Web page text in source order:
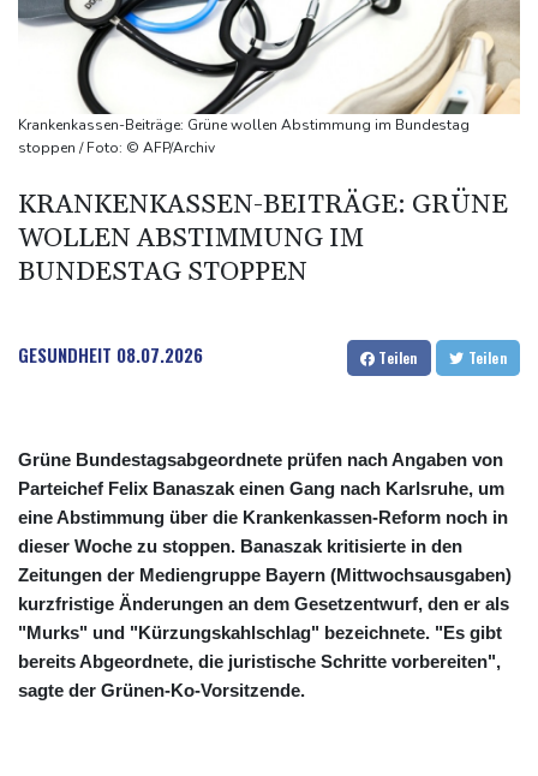
Jemen
US-Senat stimmt für verschärfte Sanktionen gegen Russland
US-Gericht setzt Bau von Trumps Ballsaal aus - Präsident
kündigt Berufung an
Direkt-ICE Berlin-Paris bleibt wegen Technikproblemen vorerst
Selenskyj erstmals seit Beginn von Ukraine-Krieg nach Serbien
gereist
Krankenkassen-Beiträge: Grüne wollen Abstimmung im Bundestag
stoppen / Foto: © AFP/Archiv
KRANKENKASSEN-BEITRÄGE: GRÜNE
WOLLEN ABSTIMMUNG IM
BUNDESTAG STOPPEN
GESUNDHEIT 08.07.2026 Teilen Teilen
Grüne Bundestagsabgeordnete prüfen nach Angaben von
Parteichef Felix Banaszak einen Gang nach Karlsruhe, um
eine Abstimmung über die Krankenkassen-Reform noch in
dieser Woche zu stoppen. Banaszak kritisierte in den
Zeitungen der Mediengruppe Bayern (Mittwochsausgaben)
kurzfristige Änderungen an dem Gesetzentwurf, den er als
"Murks" und "Kürzungskahlschlag" bezeichnete. "Es gibt
bereits Abgeordnete, die juristische Schritte vorbereiten",
sagte der Grünen-Ko-Vorsitzende.